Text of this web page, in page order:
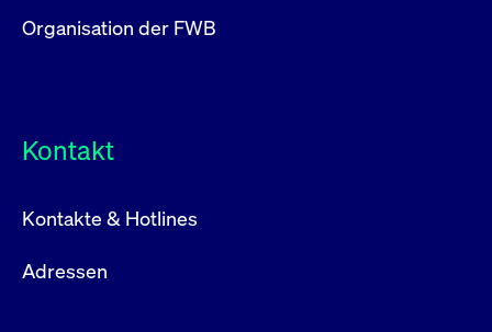
Organisation der FWB
Kontakt
Kontakte & Hotlines
Adressen